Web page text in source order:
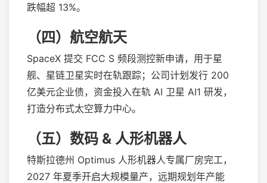
跌幅超 13%。
（四）航空航天
SpaceX 提交 FCC S 频段测控新申请，用于星
舰、星链卫星实时在轨跟踪；公司计划发行 200
亿美元企业债，资金投入在轨 AI 卫星 AI1 研发，
打造分布式太空算力中心。
（五）数码 & 人形机器人
特斯拉德州 Optimus 人形机器人专属厂房完工，
2027 年夏季开启大规模量产，远期规划年产能